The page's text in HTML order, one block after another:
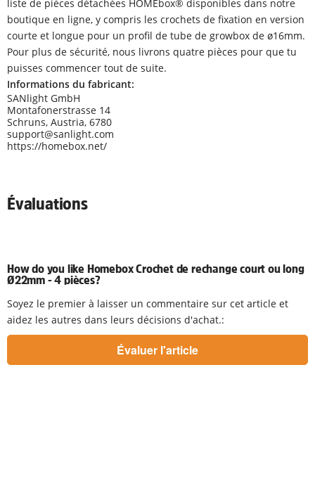
liste de pièces détachées HOMEbox® disponibles dans notre
boutique en ligne, y compris les crochets de fixation en version
courte et longue pour un profil de tube de growbox de ø16mm.
Pour plus de sécurité, nous livrons quatre pièces pour que tu
puisses commencer tout de suite.
Informations du fabricant:
SANlight GmbH
Montafonerstrasse 14
Schruns, Austria, 6780
support@sanlight.com
https://homebox.net/
Évaluations
How do you like Homebox Crochet de rechange court ou long
Ø22mm - 4 pièces?
Soyez le premier à laisser un commentaire sur cet article et
aidez les autres dans leurs décisions d'achat.: